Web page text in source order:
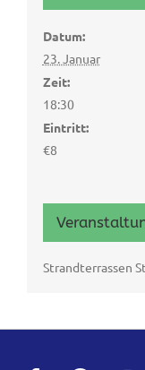
Datum:
23. Januar
Zeit:
18:30
Eintritt:
€8
Strandterrassen